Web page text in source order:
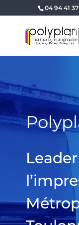
04 94 41